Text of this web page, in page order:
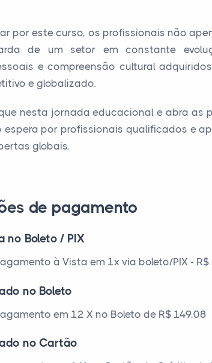
por este curso, os profissionais não
de um setor em constante
e compreensão cultural
e globalizado.
nesta jornada educacional e abra as
espera por profissionais qualificados e
globais.
de pagamento
no Boleto / PIX
à Vista em 1x via boleto/PIX - R$
no Boleto
em 12 X no Boleto de R$ 149,08
no Cartão